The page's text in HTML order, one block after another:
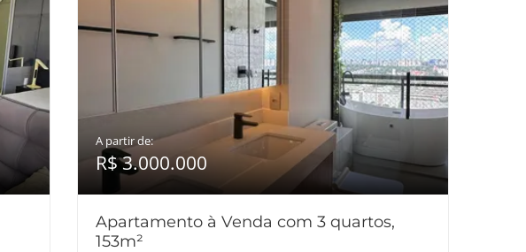
A partir de:
R$ 3.000.000
Apartamento à Venda com 3 quartos,
153m²